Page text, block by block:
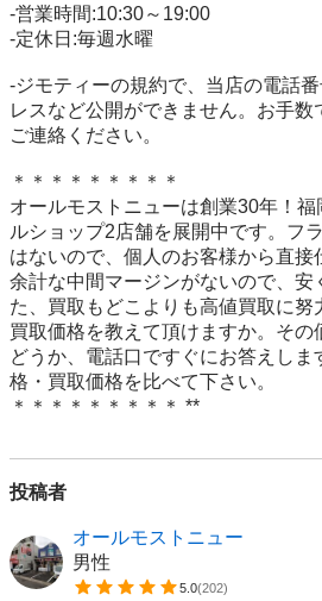
-営業時間:10:30～19:00
-定休日:毎週水曜
-ジモティーの規約で、当店の電話
レスなど公開ができません。お手数
ご連絡ください。
＊＊＊＊＊＊＊＊＊
オールモストニューは創業30年！福
ルショップ2店舗を展開中です。フ
はないので、個人のお客様から直接
余計な中間マージンがないので、安
た、買取もどこよりも高値買取に
買取価格を教えて頂けますか。そ
どうか、電話口ですぐにお答えしま
格・買取価格を比べて下さい。
投稿者
オールモストニュー
男性
5.0(202)